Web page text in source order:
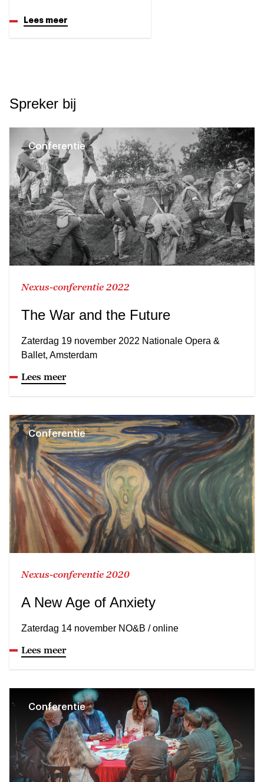
Lees meer
Spreker bij
Conferentie
Nexus-conferentie 2022
The War and the Future
Zaterdag 19 november 2022 Nationale Opera &
Ballet, Amsterdam
Lees meer
Conferentie
Nexus-conferentie 2020
A New Age of Anxiety
Zaterdag 14 november NO&B / online
Lees meer
Conferentie